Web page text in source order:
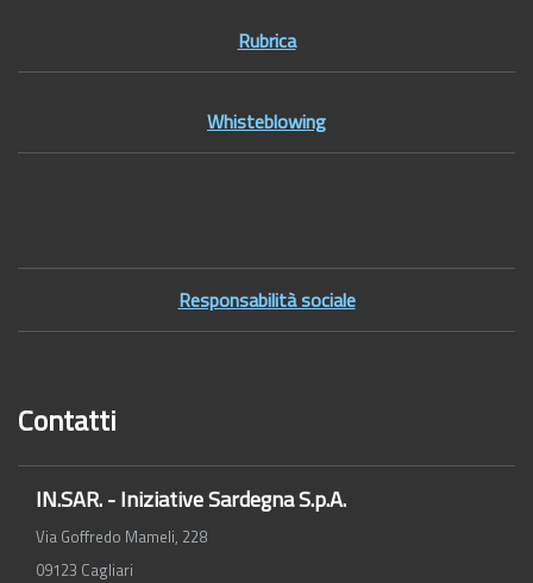
Rubrica
Whisteblowing
Responsabilità sociale
Contatti
IN.SAR. - Iniziative Sardegna S.p.A.
Via Goffredo Mameli, 228
09123 Cagliari